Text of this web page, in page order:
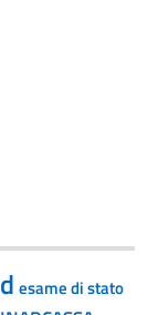
esame di stato